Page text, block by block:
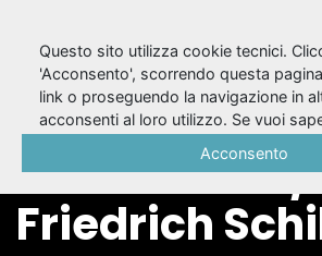
Il campo di
Wallenstein /
Friedrich
Questo sito utilizza cookie tecnici.
'Acconsento', scorrendo questa
link o proseguendo la navigazione in
acconsenti al loro utilizzo. Se vuoi
Acconsento